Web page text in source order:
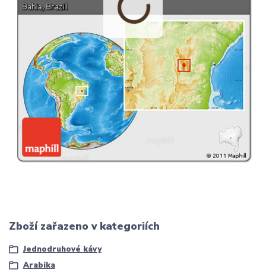
Zboží zařazeno v kategoriích
Jednodruhové kávy
Arabika